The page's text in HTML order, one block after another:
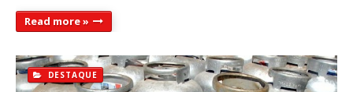
Read more »
DESTAQUE